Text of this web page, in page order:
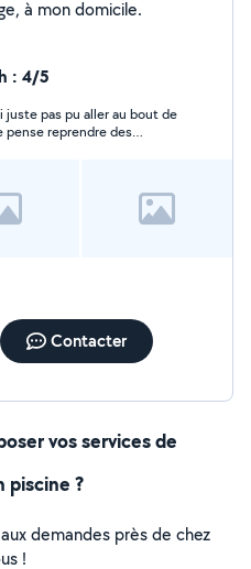
à mon domicile.
: 4/5
juste pas pu aller au bout de
reprendre des
Contacter
vos services de
piscine ?
demandes près de chez
!